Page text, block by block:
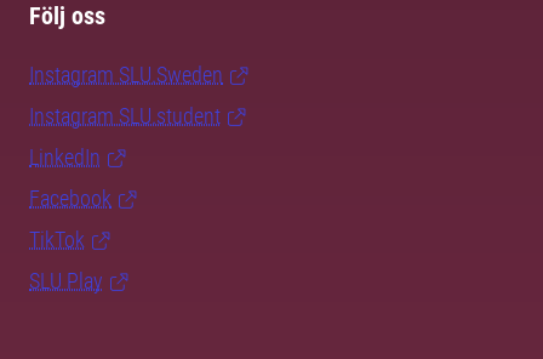
Följ oss
Instagram SLU.Sweden
Instagram SLU.student
LinkedIn
Facebook
TikTok
SLU Play